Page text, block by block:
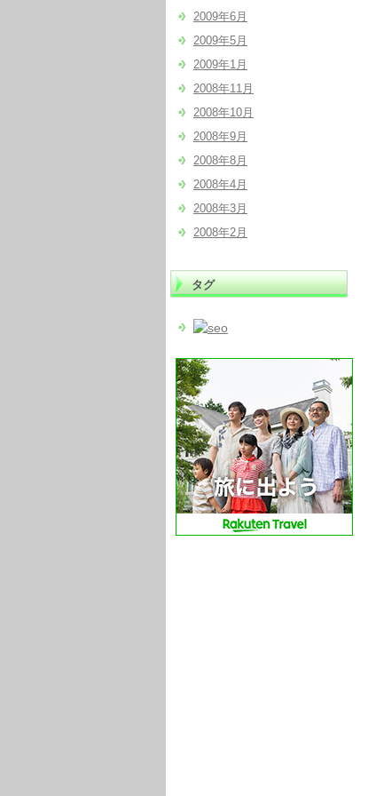
2009年6月
2009年5月
2009年1月
2008年11月
2008年10月
2008年9月
2008年8月
2008年4月
2008年3月
2008年2月
タグ